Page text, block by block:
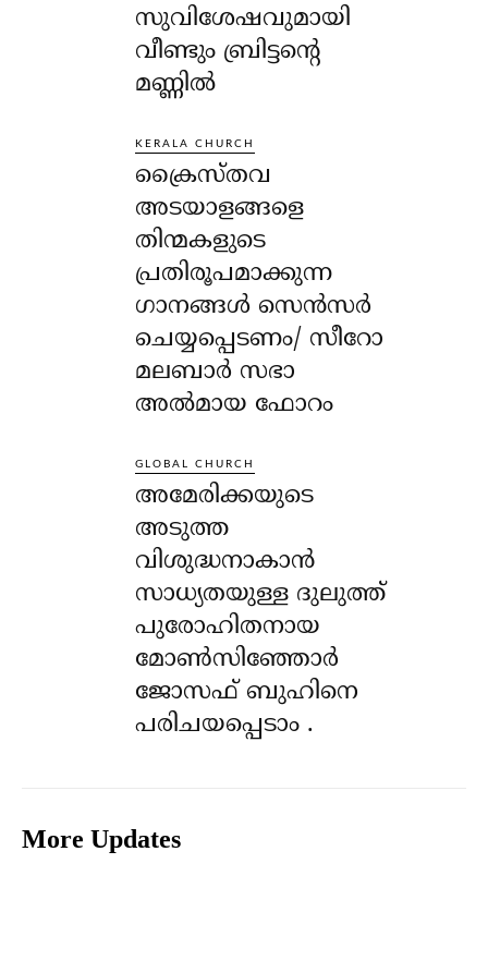
സുവിശേഷവുമായി
വീണ്ടും ബ്രിട്ടന്റെ
മണ്ണിൽ
KERALA CHURCH
ക്രൈസ്തവ
അടയാളങ്ങളെ
തിന്മകളുടെ
പ്രതിരൂപമാക്കുന്ന
ഗാനങ്ങൾ സെൻസർ
ചെയ്യപ്പെടണം/ സീറോ
മലബാർ സഭാ
അൽമായ ഫോറം
GLOBAL CHURCH
അമേരിക്കയുടെ
അടുത്ത
വിശുദ്ധനാകാൻ
സാധ്യതയുള്ള ദുലുത്ത്
പുരോഹിതനായ
മോൺസിഞ്ഞോർ
ജോസഫ് ബുഹിനെ
പരിചയപ്പെടാം .
More Updates